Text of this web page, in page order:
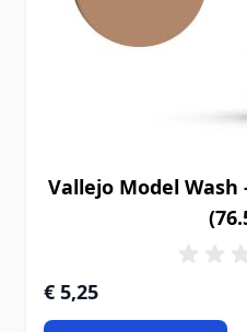
Vallejo Model
€ 5,25